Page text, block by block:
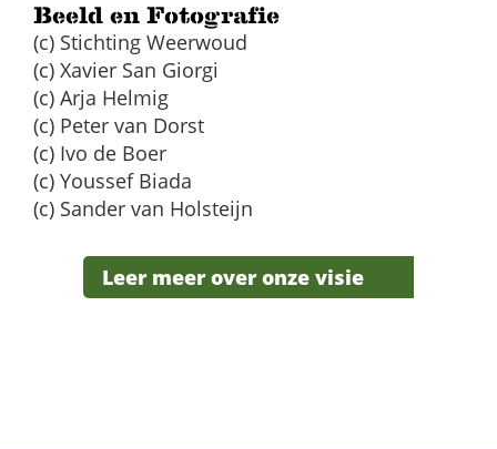
Beeld en Fotografie
(c) Stichting Weerwoud
(c) Xavier San Giorgi
(c) Arja Helmig
(c) Peter van Dorst
(c) Ivo de Boer
(c) Youssef Biada
(c) Sander van Holsteijn
Leer meer over onze visie